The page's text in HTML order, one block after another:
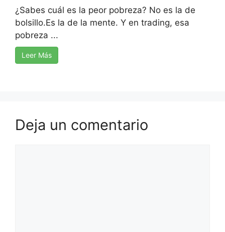
¿Sabes cuál es la peor pobreza? No es la de
bolsillo.Es la de la mente. Y en trading, esa
pobreza ...
Leer Más
Deja un comentario